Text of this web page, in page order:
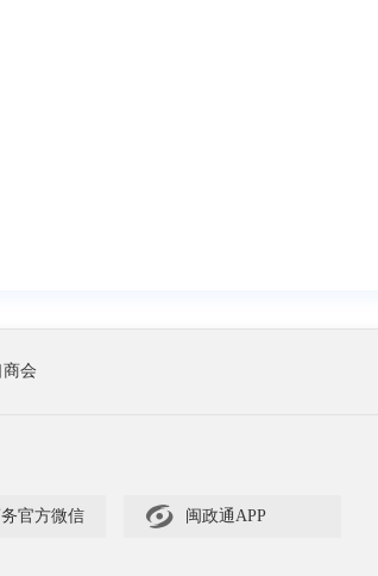
会
官方微信  闽政通APP